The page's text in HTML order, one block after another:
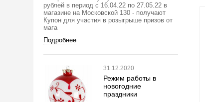
рублей в период с 16.04.22 по 27.05.22 в
магазине на Московской 130 - получают
Купон для участия в розыгрыше призов от
мага
Подробнее
31.12.2020
Режим работы в
новогодние
праздники